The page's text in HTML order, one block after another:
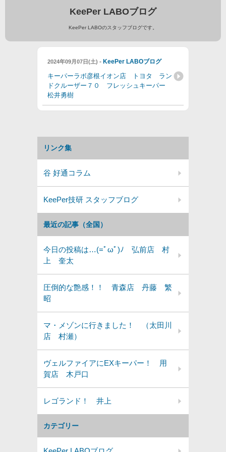
KeePer LABOブログ
KeePer LABOのスタッフブログです。
2024年09月07日(土) - KeePer LABOブログ
キーパーラボ彦根イオン店 トヨタ ラン
ドクルーザー７０ フレッシュキーパー
松井勇樹
カテゴリー
最近の記事（全国）
今日の投稿は…(=ﾟωﾟ)ﾉ 弘前店 村
上 奎太
圧倒的な艶感！！ 青森店 丹藤 繁
昭
マ・メゾンに行きました！ （太田川
店 村瀬）
ヴェルファイアにEXキーパー！ 用
賀店 木戸口
レゴランド！ 井上
リンク集
谷 好通コラム
KeePer技研 スタッフブログ